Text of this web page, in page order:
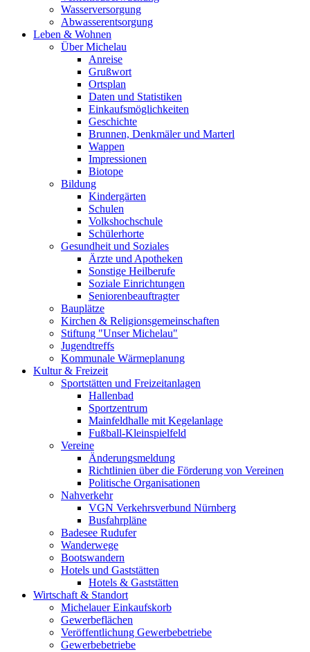
Wasserversorgung
Abwasserentsorgung
Leben & Wohnen
Über Michelau
Anreise
Grußwort
Ortsplan
Daten und Statistiken
Einkaufsmöglichkeiten
Geschichte
Brunnen, Denkmäler und Marterl
Wappen
Impressionen
Biotope
Bildung
Kindergärten
Schulen
Volkshochschule
Schülerhorte
Gesundheit und Soziales
Ärzte und Apotheken
Sonstige Heilberufe
Soziale Einrichtungen
Seniorenbeauftragter
Bauplätze
Kirchen & Religionsgemeinschaften
Stiftung "Unser Michelau"
Jugendtreffs
Kommunale Wärmeplanung
Kultur & Freizeit
Sportstätten und Freizeitanlagen
Hallenbad
Sportzentrum
Mainfeldhalle mit Kegelanlage
Fußball-Kleinspielfeld
Vereine
Änderungsmeldung
Richtlinien über die Förderung von Vereinen
Politische Organisationen
Nahverkehr
VGN Verkehrsverbund Nürnberg
Busfahrpläne
Badesee Rudufer
Wanderwege
Bootswandern
Hotels und Gaststätten
Hotels & Gaststätten
Wirtschaft & Standort
Michelauer Einkaufskorb
Gewerbeflächen
Veröffentlichung Gewerbebetriebe
Gewerbebetriebe